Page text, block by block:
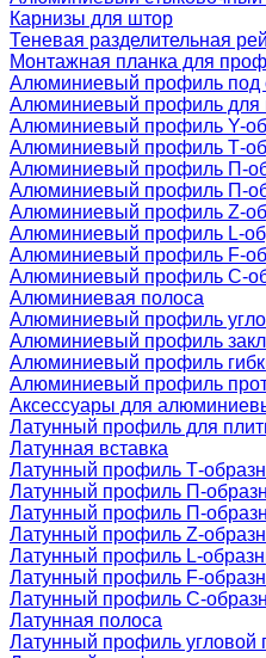
Карнизы для штор
Теневая разделительная
Монтажная планка для
Алюминиевый профиль под
Алюминиевый профиль для
Алюминиевый профиль Y-
Алюминиевый профиль Т-
Алюминиевый профиль П-
Алюминиевый профиль П-
Алюминиевый профиль Z-
Алюминиевый профиль L-
Алюминиевый профиль F-
Алюминиевый профиль C-
Алюминиевая полоса
Алюминиевый профиль
Алюминиевый профиль
Алюминиевый профиль
Алюминиевый профиль
Аксессуары для
Латунный профиль для
Латунная вставка
Латунный профиль Т-
Латунный профиль П-
Латунный профиль П-
Латунный профиль Z-
Латунный профиль L-
Латунный профиль F-
Латунный профиль C-
Латунная полоса
Латунный профиль угловой